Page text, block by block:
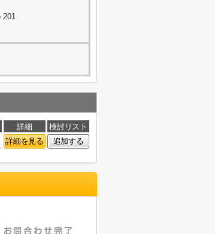
201
詳細
検討リスト
詳細を見る 追加する